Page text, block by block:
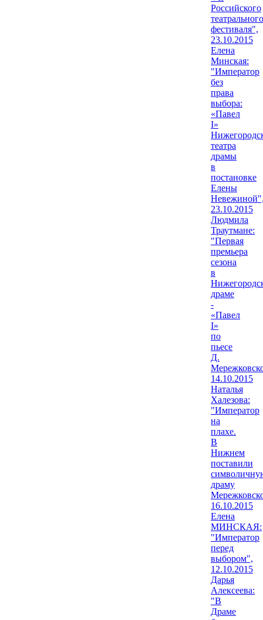
Российского
театрального
фестиваля",
23.10.2015
Елена
Минская:
"Император
без
права
выбора:
«Павел
I»
театра
драмы
в
постановке
Елены
23.10.2015
Людмила
Траутмане:
"Первая
премьера
сезона
в
драме
-
«Павел
I»
по
пьесе
Д.
14.10.2015
Наталья
Халезова:
"Император
на
плахе.
В
Нижнем
поставили
драму
16.10.2015
Елена
МИНСКАЯ:
"Император
перед
выбором",
12.10.2015
Дарья
Алексеева:
"В
Драме